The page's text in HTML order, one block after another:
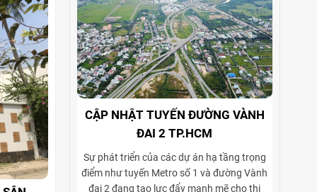
CẬP NHẬT TUYẾN ĐƯỜNG VÀNH
ĐAI 2 TP.HCM
Sự phát triển của các dự án hạ tầng trọng
điểm như tuyến Metro số 1 và đường Vành
đai 2 đang tạo lực đẩy mạnh mẽ cho thị